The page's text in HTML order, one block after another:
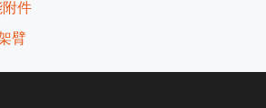
附件
臂